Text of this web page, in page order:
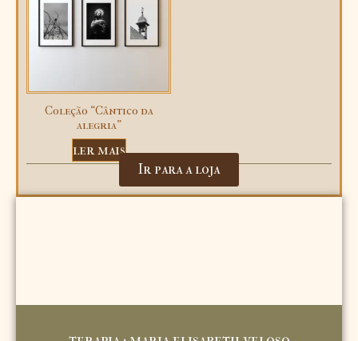
Coleção “Cântico da
alegria”
ler mais
Ir para a loja